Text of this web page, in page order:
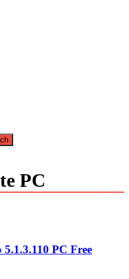
ร ใหม่ 2023 ไม่ครอบลิงค์
PC
PC Free